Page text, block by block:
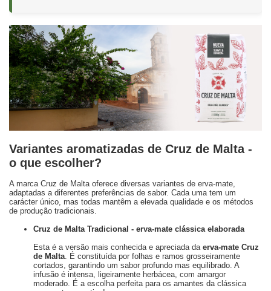
Variantes aromatizadas de Cruz de Malta -
o que escolher?
A marca Cruz de Malta oferece diversas variantes de erva-mate,
adaptadas a diferentes preferências de sabor. Cada uma tem um
carácter único, mas todas mantêm a elevada qualidade e os métodos
de produção tradicionais.
Cruz de Malta Tradicional - erva-mate clássica elaborada
Esta é a versão mais conhecida e apreciada da erva-mate Cruz
de Malta . É constituída por folhas e ramos grosseiramente
cortados, garantindo um sabor profundo mas equilibrado. A
infusão é intensa, ligeiramente herbácea, com amargor
moderado. É a escolha perfeita para os amantes da clássica